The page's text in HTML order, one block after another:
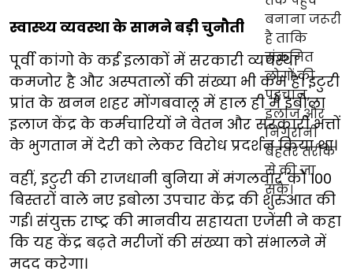
स्वास्थ्य व्यवस्था के सामने बड़ी चुनौती
पूर्वी कांगो के कई इलाकों में सरकारी व्यवस्था
कमजोर है और अस्पतालों की संख्या भी कम है। इटुरी
प्रांत के खनन शहर मोंगबवालू में हाल ही में इबोला
इलाज केंद्र के कर्मचारियों ने वेतन और सरकारी भत्तों
के भुगतान में देरी को लेकर विरोध प्रदर्शन किया था।
वहीं, इटुरी की राजधानी बुनिया में मंगलवार को 100
बिस्तरों वाले नए इबोला उपचार केंद्र की शुरुआत की
गई। संयुक्त राष्ट्र की मानवीय सहायता एजेंसी ने कहा
कि यह केंद्र बढ़ते मरीजों की संख्या को संभालने में
मदद करेगा।